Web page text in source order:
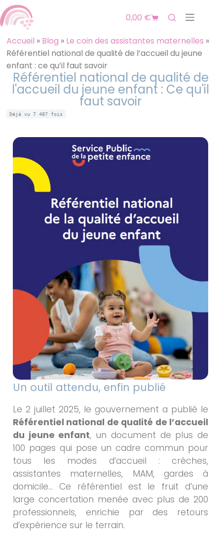
0,00 €
Accueil » Blog » Le coin des assistantes maternelles »
Référentiel national de qualité de l’accueil du jeune
enfant : ce qu’il faut savoir
Référentiel national de qualité de
l'accueil du jeune enfant : Ce qu'il
faut savoir
Déjà vu7 487 fois
Un outil attendu, enfin publié
Le 2 juillet 2025, le gouvernement a publié le
Référentiel national de qualité de l’accueil
du jeune enfant, un document de plus de
100 pages qui pose un cadre commun pour
tous les modes d’accueil : crèches,
assistantes maternelles, MAM, gardes à
domicile… Ce référentiel est le fruit d’une
large concertation menée avec plus de 200
professionnels, enrichie par des retours
d’expérience sur le terrain.